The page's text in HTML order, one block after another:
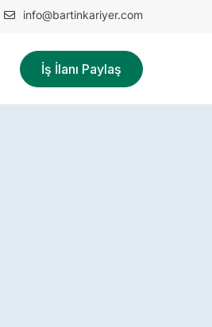
info@bartinkariyer.com
İş İlanı Paylaş